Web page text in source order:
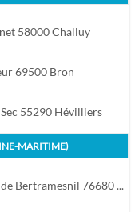
58000 Challuy
69500 Bron
55290 Hévilliers
MARITIME)
Bertramesnil 76680 Critot